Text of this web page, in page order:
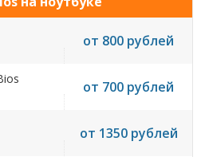
от 800 рублей
от 700 рублей
от 1350 рублей